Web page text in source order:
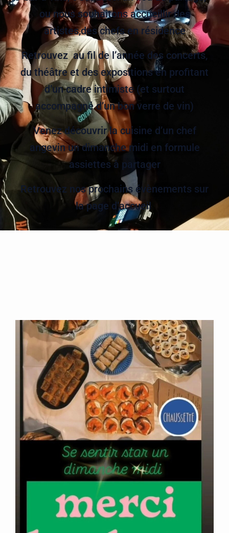
ou nous souhaitons accueillir des
artistes,des chefs en résidence
Retrouvez au fil de l’année des concerts,
du théâtre et des expositions en profitant
d’un cadre intimiste (et surtout
accompagné d’un bon verre de vin)
Venez découvrir la cuisine d’un chef
angevin un dimanche midi en formule
assiettes à partager
Retrouvez nos prochains évènements sur
la page d’accueil